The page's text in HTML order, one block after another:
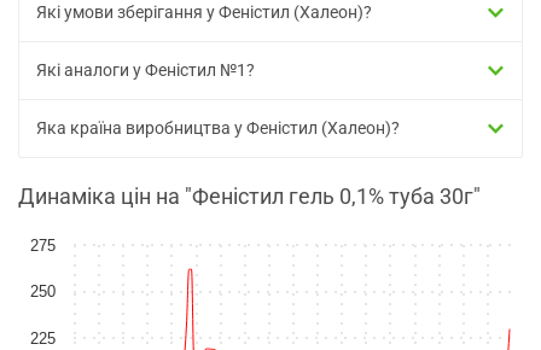
Які умови зберігання у Феністил (Халеон)?
Які аналоги у Феністил №1?
Яка країна виробництва у Феністил (Халеон)?
Динаміка цін на "Феністил гель 0,1% туба 30г"
225
250
275